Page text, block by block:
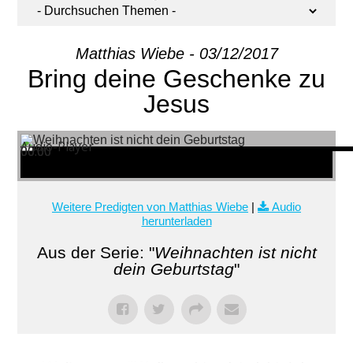
Matthias Wiebe - 03/12/2017
Bring deine Geschenke zu
Jesus
Audio-Player
00:00
00:00
00:00
Weitere Predigten von Matthias Wiebe |
Audio
herunterladen
Aus der Serie: "Weihnachten ist nicht
dein Geburtstag"